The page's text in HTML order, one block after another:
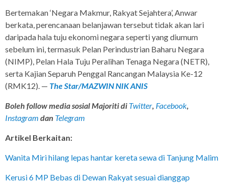
Bertemakan ‘Negara Makmur, Rakyat Sejahtera’, Anwar
berkata, perencanaan belanjawan tersebut tidak akan lari
daripada hala tuju ekonomi negara seperti yang diumum
sebelum ini, termasuk Pelan Perindustrian Baharu Negara
(NIMP), Pelan Hala Tuju Peralihan Tenaga Negara (NETR),
serta Kajian Separuh Penggal Rancangan Malaysia Ke-12
(RMK12). — The Star/MAZWIN NIK ANIS
Boleh follow media sosial Majoriti di Twitter, Facebook,
Instagram dan Telegram
Artikel Berkaitan:
Wanita Miri hilang lepas hantar kereta sewa di Tanjung Malim
Kerusi 6 MP Bebas di Dewan Rakyat sesuai dianggap